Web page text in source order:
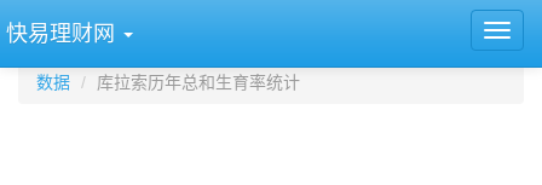
快易理财网
数据 库拉索历年总和生育率统计